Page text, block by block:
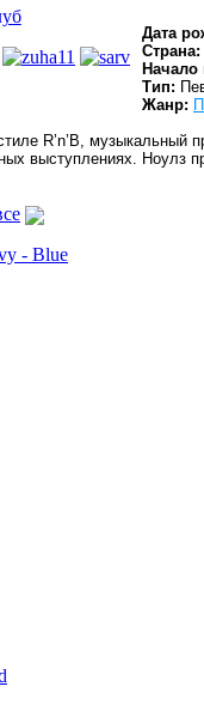
Дата
Страна:
Начало
Тип:
Жанр:
R’n’B,
выступлениях. Ноулз